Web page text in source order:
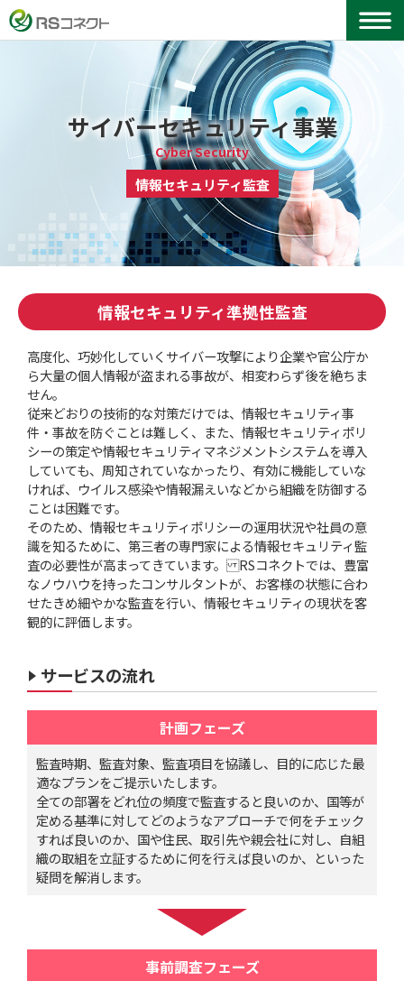
サイバーセキュリティ事業
Cyber Security
情報セキュリティ監査
情報セキュリティ準拠性監査
高度化、巧妙化していくサイバー攻撃により企業や官公庁か
ら大量の個人情報が盗まれる事故が、相変わらず後を絶ちま
せん。
従来どおりの技術的な対策だけでは、情報セキュリティ事
件・事故を防ぐことは難しく、また、情報セキュリティポリ
シーの策定や情報セキュリティマネジメントシステムを導入
していても、周知されていなかったり、有効に機能していな
ければ、ウイルス感染や情報漏えいなどから組織を防御する
ことは困難です。
そのため、情報セキュリティポリシーの運用状況や社員の意
識を知るために、第三者の専門家による情報セキュリティ監
査の必要性が高まってきています。 RSコネクトでは、豊富
なノウハウを持ったコンサルタントが、お客様の状態に合わ
せたきめ細やかな監査を行い、情報セキュリティの現状を客
観的に評価します。
サービスの流れ
計画フェーズ
監査時期、監査対象、監査項目を協議し、目的に応じた最
適なプランをご提示いたします。
全ての部署をどれ位の頻度で監査すると良いのか、国等が
定める基準に対してどのようなアプローチで何をチェック
すれば良いのか、国や住民、取引先や親会社に対し、自組
織の取組を立証するために何を行えば良いのか、といった
疑問を解消します。
事前調査フェーズ